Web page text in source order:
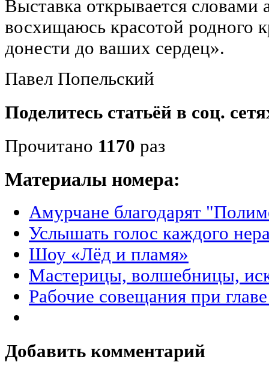
Выставка открывается словами
восхищаюсь красотой родного
донести до ваших сердец».
Павел Попельский
Поделитесь статьёй в соц.
Прочитано 1170 раз
Материалы номера:
Амурчане благодарят
Услышать голос каждого
Шоу «Лёд и пламя»
Мастерицы, волшебницы,
Рабочие совещания при
Добавить комментарий